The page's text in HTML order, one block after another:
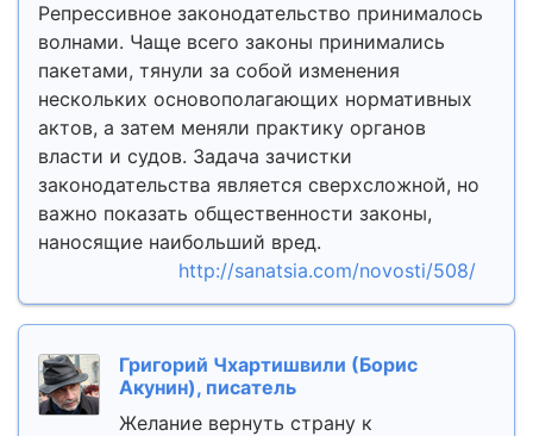
Репрессивное законодательство принималось
волнами. Чаще всего законы принимались
пакетами, тянули за собой изменения
нескольких основополагающих нормативных
актов, а затем меняли практику органов
власти и судов. Задача зачистки
законодательства является сверхсложной, но
важно показать общественности законы,
наносящие наибольший вред.
http://sanatsia.com/novosti/508/
Григорий Чхартишвили (Борис
Акунин), писатель
Желание вернуть страну к